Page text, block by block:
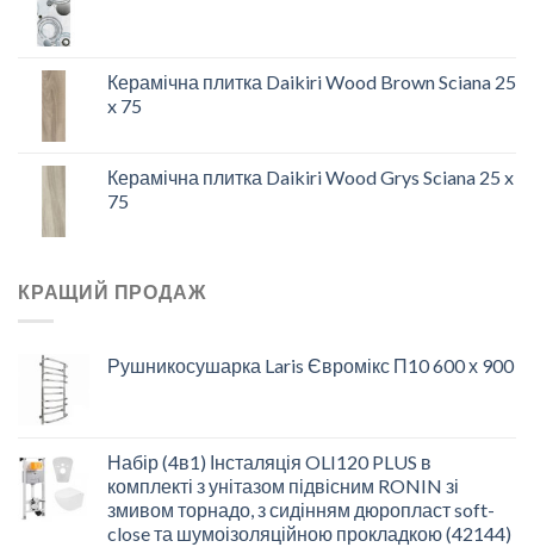
Керамічна плитка Daikiri Wood Brown Sciana 25
x 75
Керамічна плитка Daikiri Wood Grys Sciana 25 x
75
КРАЩИЙ ПРОДАЖ
Рушникосушарка Laris Євромікс П10 600 х 900
Набір (4в1) Інсталяція OLI120 PLUS в
комплекті з унітазом підвісним RONIN зі
змивом торнадо, з сидінням дюропласт soft-
close та шумоізоляційною прокладкою (42144)